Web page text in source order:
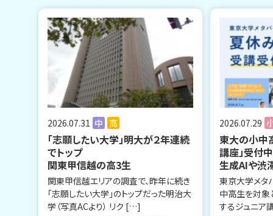
2026.07.31 中 高
「志願したい大学」明大が２年連続
でトップ
関東甲信越の高3生
関東甲信越エリアの調査で、昨年に続き
「志願したい大学」のトップだった明治大
学（写真ACより） リク […]
2026.07.29
東大の小中
講座」受付中
生成AIや渋
東京大学メタ
中高生を対象
するジュニ